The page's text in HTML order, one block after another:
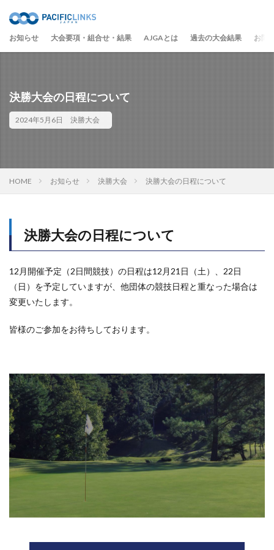
お知らせ 大会要項・組合せ・結果 AJGAとは 過去の大会結果 お問
決勝大会の日程について
2024年5月6日 決勝大会
HOME お知らせ 決勝大会 決勝大会の日程について
決勝大会の日程について
12月開催予定（2日間競技）の日程は12月21日（土）、22日
（日）を予定していますが、他団体の競技日程と重なった場合は
変更いたします。
皆様のご参加をお待ちしております。